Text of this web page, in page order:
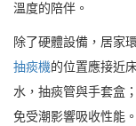
溫度的陪伴。
除了硬體設備，居家
抽痰機的位置應接近
水，抽痰管與手套盒
免受潮影響吸收性能